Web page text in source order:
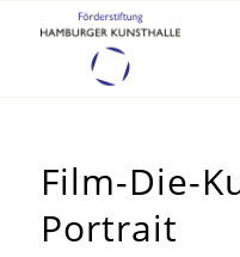
Film-Die-
Portrait